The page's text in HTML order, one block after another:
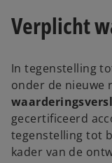
Verplicht
In tegenstelling
onder de nieuwe
gecertificeerd
tegenstelling tot
kader van de